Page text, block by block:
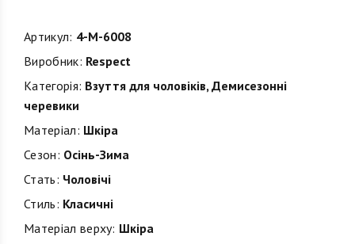
Артикул: 4-M-6008
Виробник: Respect
Категорія: Взуття для чоловіків,Демисезонні
черевики
Матеріал: Шкіра
Сезон: Осінь-Зима
Стать: Чоловічі
Стиль: Класичні
Матеріал верху: Шкіра